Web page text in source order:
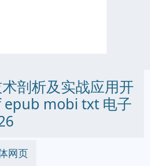
剖析及实战应用开
epub mobi txt 电子
网页